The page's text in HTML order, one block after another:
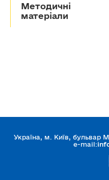
Методичні
матеріали
Україна, м. Київ, бульвар
e-mail: